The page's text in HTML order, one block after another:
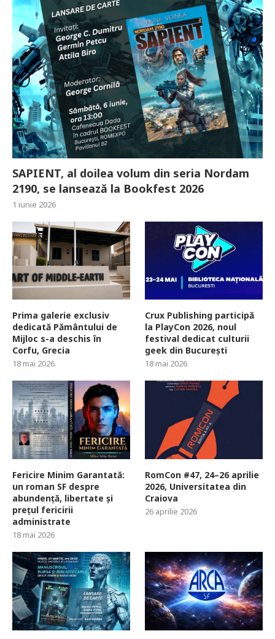
SAPIENT, al doilea volum din seria Nordam
2190, se lansează la Bookfest 2026
1 iunie 2026
Prima galerie exclusiv
dedicată Pământului de
Mijloc s-a deschis în
Corfu, Grecia
18 mai 2026
Crux Publishing participă
la PlayCon 2026, noul
festival dedicat culturii
geek din București
18 mai 2026
Fericire Minim Garantată:
un roman SF despre
abundență, libertate și
prețul fericirii
administrate
18 mai 2026
RomCon #47, 24–26 aprilie
2026, Universitatea din
Craiova
26 aprilie 2026